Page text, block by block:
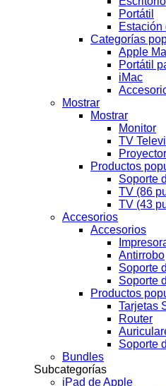
Portátil
Estación
Categorías
Apple
Portátil
iMac
Mostrar
Mostrar
Monitor
TV
Proyector
Productos
Soporte
TV (86
TV (43
Accesorios
Accesorios
Antirrobo
Soporte
Soporte
Productos
Tarjetas
Router
Soporte
Bundles
Subcategorías
iPad de Apple